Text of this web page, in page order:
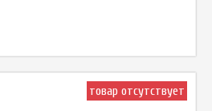
товар отсутствует